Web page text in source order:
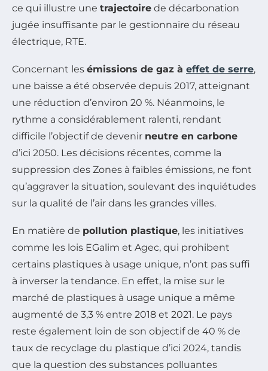
ce qui illustre une trajectoire de décarbonation
jugée insuffisante par le gestionnaire du réseau
électrique, RTE.
Concernant les émissions de gaz à effet de serre,
une baisse a été observée depuis 2017, atteignant
une réduction d’environ 20 %. Néanmoins, le
rythme a considérablement ralenti, rendant
difficile l’objectif de devenir neutre en carbone
d’ici 2050. Les décisions récentes, comme la
suppression des Zones à faibles émissions, ne font
qu’aggraver la situation, soulevant des inquiétudes
sur la qualité de l’air dans les grandes villes.
En matière de pollution plastique, les initiatives
comme les lois EGalim et Agec, qui prohibent
certains plastiques à usage unique, n’ont pas suffi
à inverser la tendance. En effet, la mise sur le
marché de plastiques à usage unique a même
augmenté de 3,3 % entre 2018 et 2021. Le pays
reste également loin de son objectif de 40 % de
taux de recyclage du plastique d’ici 2024, tandis
que la question des substances polluantes